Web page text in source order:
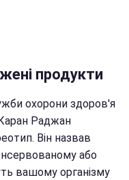
продукти
охорони здоров'я
Раджан
Він назвав
або
вашому організму